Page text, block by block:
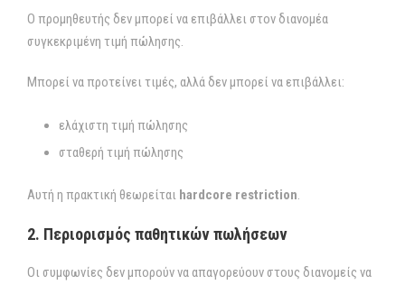
Ο προμηθευτής δεν μπορεί να επιβάλλει στον διανομέα
συγκεκριμένη τιμή πώλησης.
Μπορεί να προτείνει τιμές, αλλά δεν μπορεί να επιβάλλει:
ελάχιστη τιμή πώλησης
σταθερή τιμή πώλησης
Αυτή η πρακτική θεωρείται hardcore restriction.
2. Περιορισμός παθητικών πωλήσεων
Οι συμφωνίες δεν μπορούν να απαγορεύουν στους διανομείς να